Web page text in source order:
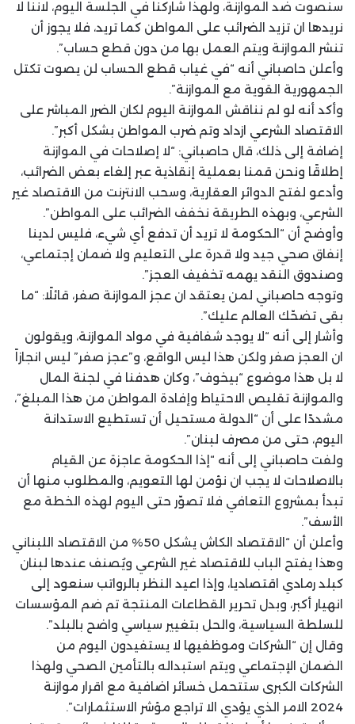
سنصوت ضد الموازنة، ولهذا شاركنا في الجلسة اليوم، لاننا لا
نريدها ان تزيد الضرائب على المواطن كما تريد، فلا يجوز أن
تنشر الموازنة ويتم العمل بها من دون قطع حساب”.
وأعلن حاصباني أنه “في غياب قطع الحساب لن يصوت تكتل
الجمهورية القوية مع الموازنة”.
وأكد أنه لو لم نناقش الموازنة اليوم لكان الضرر المباشر على
الاقتصاد الشرعي ازداد وتم ضرب المواطن بشكل أكبر”.
إضافة إلى ذلك، قال حاصباني: “لا إصلاحات في الموازنة
إطلاقًا ونحن قمنا بعملية إنقاذية عبر إلغاء بعض الضرائب،
وأدعو لفتح الدوائر العقارية، وسحب الانترنت من الاقتصاد غير
الشرعي، وبهذه الطريقة نخفف الضرائب على المواطن”.
وأوضح أن “الحكومة لا تريد أن تدفع أي شيء، فليس لدينا
إنفاق صحي جيد ولا قدرة على التعليم ولا ضمان إجتماعي،
وصندوق النقد يهمه تخفيف العجز”.
وتوجه حاصباني لمن يعتقد ان عجز الموازنة صفر، قائلًا: “ما
بقى تضحّك العالم عليك”.
وأشار إلى أنه “لا يوجد شفافية في مواد الموازنة، ويقولون
ان العجز صفر ولكن هذا ليس الواقع، و”عجز صفر” ليس انجازاً
لا بل هذا موضوع “بيخوف”، وكان هدفنا في لجنة المال
والموازنة تقليص الاحتياط وإفادة المواطن من هذا المبلغ”،
مشددًا على أن “الدولة مستحيل أن تستطيع الاستدانة
اليوم، حتى من مصرف لبنان”.
ولفت حاصباني إلى أنه “إذا الحكومة عاجزة عن القيام
بالاصلاحات لا يجب ان نؤمن لها التعويم، والمطلوب منها أن
تبدأ بمشروع التعافي فلا تصوّر حتى اليوم لهذه الخطة مع
الأسف”.
وأعلن أن “الاقتصاد الكاش يشكل 50% من الاقتصاد اللبناني
وهذا يفتح الباب للاقتصاد غير الشرعي ويُصنف عندها لبنان
كبلد رمادي اقتصاديا، وإذا اعيد النظر بالرواتب سنعود إلى
انهيار أكبر، وبدل تحرير القطاعات المنتجة تم ضم المؤسسات
للسلطة السياسية، والحل بتغيير سياسي واضح بالبلد”.
وقال إن “الشركات وموظفيها لا يستفيدون اليوم من
الضمان الإجتماعي ويتم استبداله بالتأمين الصحي ولهذا
الشركات الكبرى ستتحمل خسائر اضافية مع اقرار موازنة
2024 الامر الذي يؤدي الا تراجع مؤشر الاستثمارات”.